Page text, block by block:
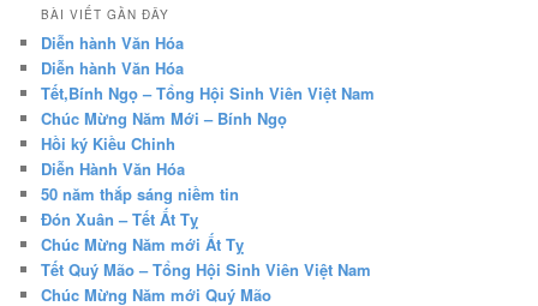
BÀI VIẾT GẦN ĐÂY
Diễn hành Văn Hóa
Diễn hành Văn Hóa
Tết,Bính Ngọ – Tổng Hội Sinh Viên Việt Nam
Chúc Mừng Năm Mới – Bính Ngọ
Hồi ký Kiều Chinh
Diễn Hành Văn Hóa
50 năm thắp sáng niềm tin
Đón Xuân – Tết Ất Tỵ
Chúc Mừng Năm mới Ất Tỵ
Tết Quý Mão – Tổng Hội Sinh Viên Việt Nam
Chúc Mừng Năm mới Quý Mão